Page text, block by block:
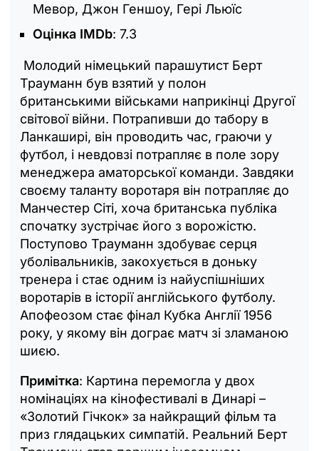
Мевор, Джон Геншоу, Гері Льюїс
Оцінка IMDb: 7.3
Молодий німецький парашутист Берт
Трауманн був взятий у полон
британськими військами наприкінці Другої
світової війни. Потрапивши до табору в
Ланкаширі, він проводить час, граючи у
футбол, і невдовзі потрапляє в поле зору
менеджера аматорської команди. Завдяки
своєму таланту воротаря він потрапляє до
Манчестер Сіті, хоча британська публіка
спочатку зустрічає його з ворожістю.
Поступово Трауманн здобуває серця
уболівальників, закохується в доньку
тренера і стає одним із найуспішніших
воротарів в історії англійського футболу.
Апофеозом стає фінал Кубка Англії 1956
року, у якому він дограє матч зі зламаною
шиєю.
Примітка: Картина перемогла у двох
номінаціях на кінофестивалі в Динарі –
«Золотий Гічкок» за найкращий фільм та
приз глядацьких симпатій. Реальний Берт